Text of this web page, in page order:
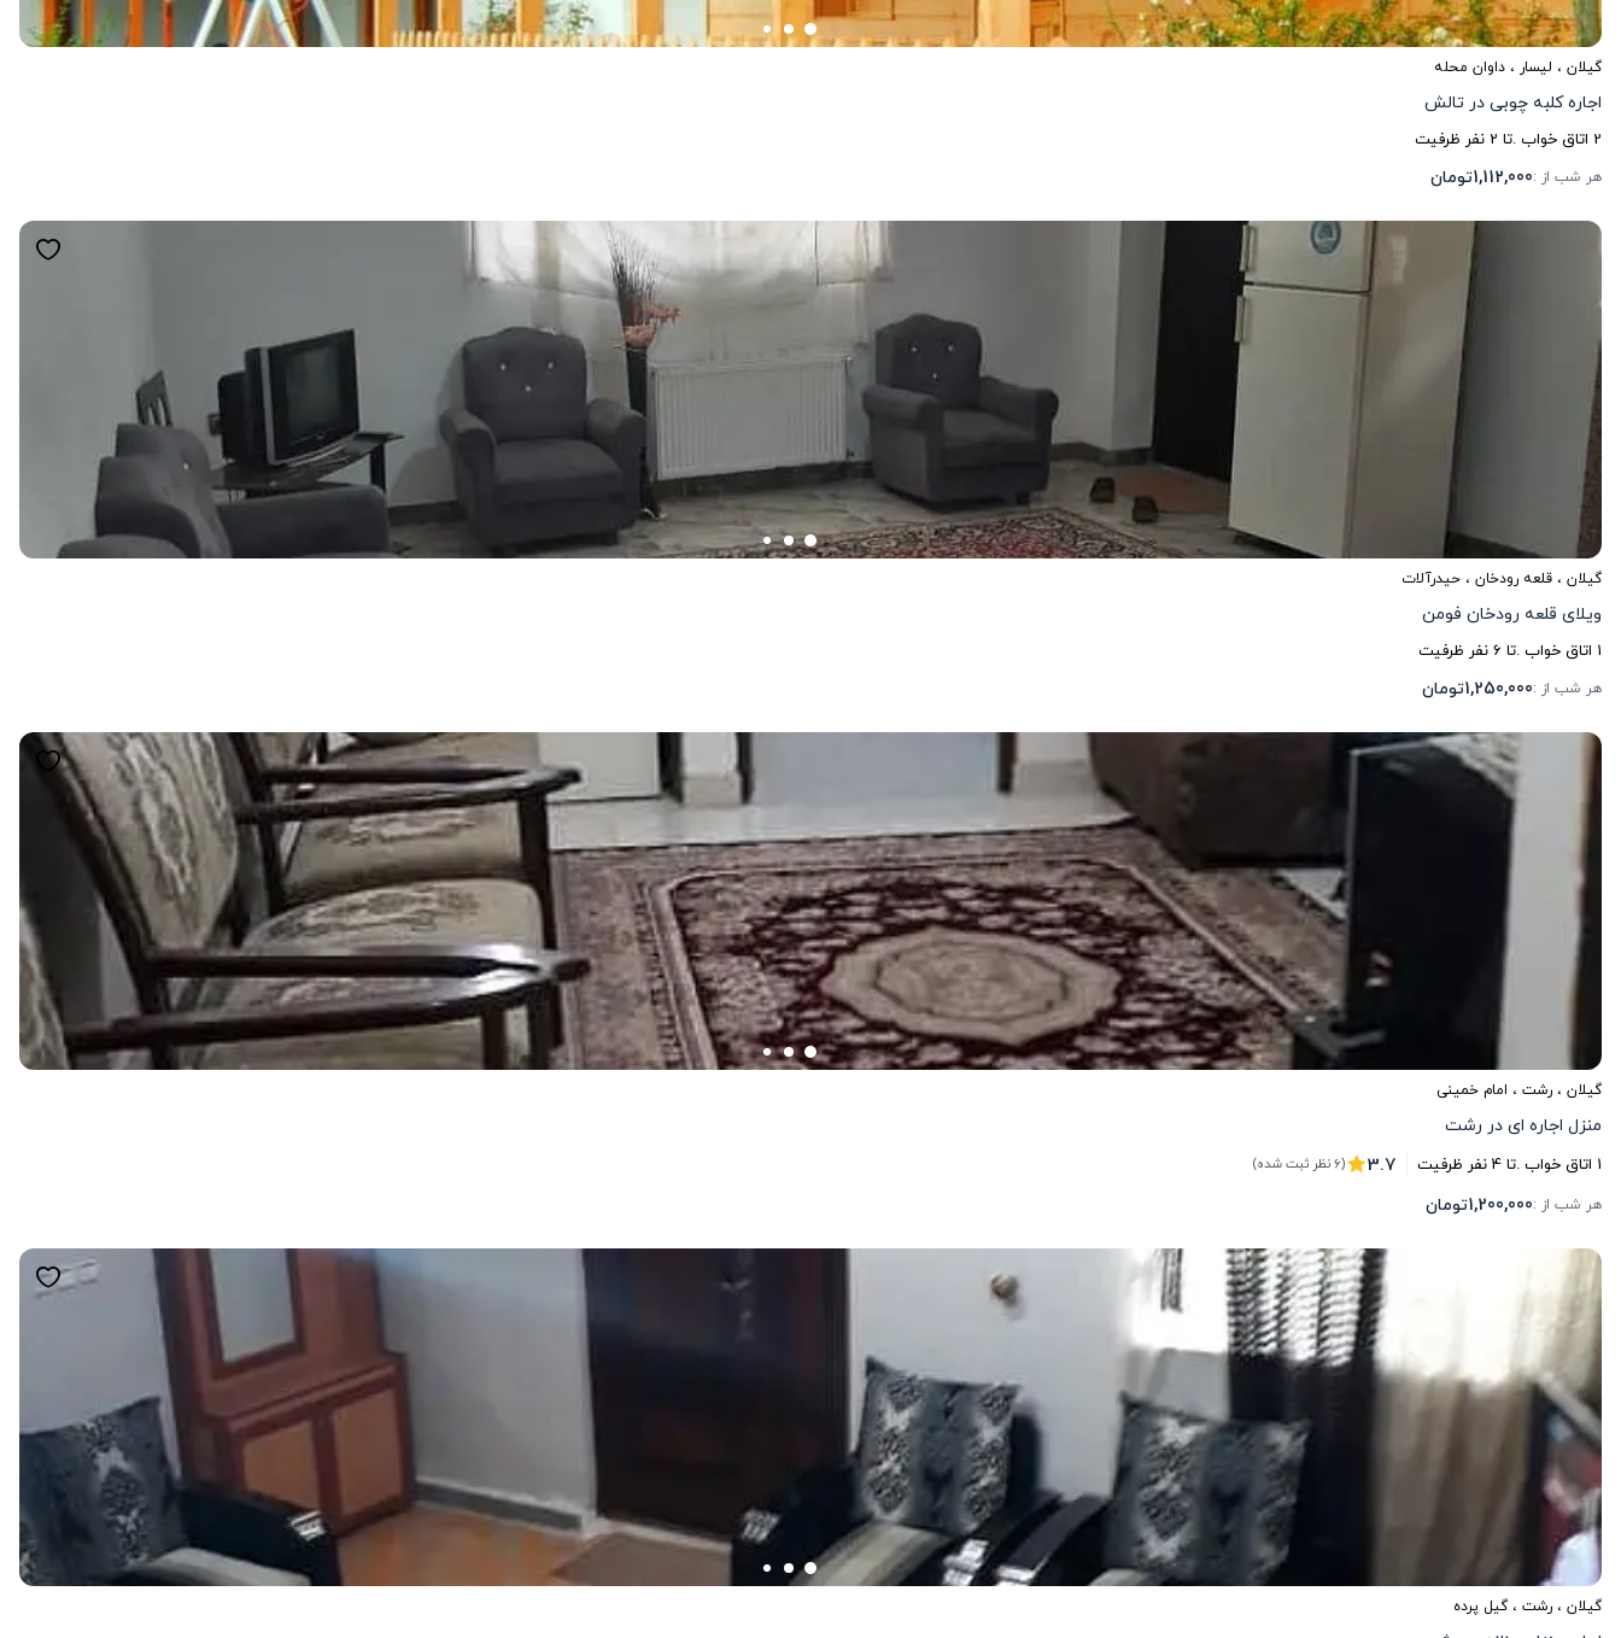
گیلان ، لیسار ، داوان محله
اجاره کلبه چوبی در تالش
2 اتاق خواب .تا 2 نفر ظرفیت
هر شب از :1,112,000تومان
گیلان ، قلعه رودخان ، حیدرآلات
ویلای قلعه رودخان فومن
1 اتاق خواب .تا 6نفر ظرفیت
هر شب از :1,250,000تومان
گیلان ، رشت ، امام خمینی
منزل اجاره ای در رشت
1 اتاق خواب .تا4نفر ظرفیت 3.7 (6 نظر ثبت شده)
هر شب از :1,200,000تومان
گیلان ، رشت ، گیل پرده